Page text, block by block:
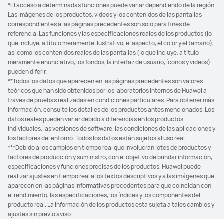
*El acceso a determinadas funciones puede variar dependiendo de la región.
Las imágenes de los productos, videos y los contenidos de las pantallas
correspondientes a las páginas precedentes son solo para fines de
referencia. Las funciones y las especificaciones reales de los productos (lo
que incluye, a título meramente ilustrativo, el aspecto, el color y el tamaño),
así como los contenidos reales de las pantallas (lo que incluye, a título
meramente enunciativo, los fondos, la interfaz de usuario, íconos y videos)
pueden diferir.
**Todos los datos que aparecen en las páginas precedentes son valores
teóricos que han sido obtenidos por los laboratorios internos de Huawei a
través de pruebas realizadas en condiciones particulares. Para obtener más
información, consulte los detalles de los productos antes mencionados. Los
datos reales pueden variar debido a diferencias en los productos
individuales, las versiones de software, las condiciones de las aplicaciones y
los factores del entorno. Todos los datos están sujetos al uso real.
***Debido a los cambios en tiempo real que involucran lotes de productos y
factores de producción y suministro, con el objetivo de brindar información,
especificaciones y funciones precisas de los productos, Huawei puede
realizar ajustes en tiempo real a los textos descriptivos y a las imágenes que
aparecen en las páginas informativas precedentes para que coincidan con
el rendimiento, las especificaciones, los índices y los componentes del
producto real. La información de los productos está sujeta a tales cambios y
ajustes sin previo aviso.